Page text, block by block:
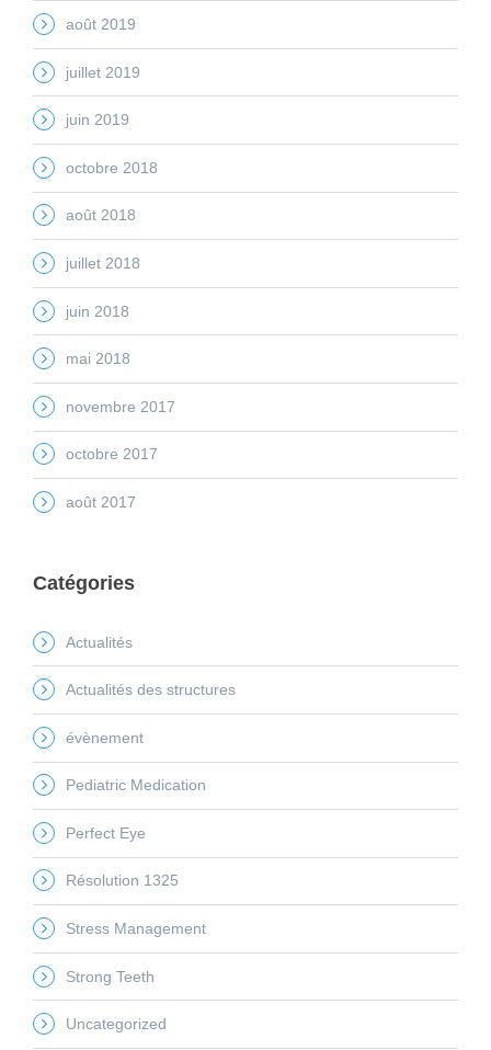
août 2019
juillet 2019
juin 2019
octobre 2018
août 2018
juillet 2018
juin 2018
mai 2018
novembre 2017
octobre 2017
août 2017
Catégories
Actualités
Actualités des structures
évènement
Pediatric Medication
Perfect Eye
Résolution 1325
Stress Management
Strong Teeth
Uncategorized